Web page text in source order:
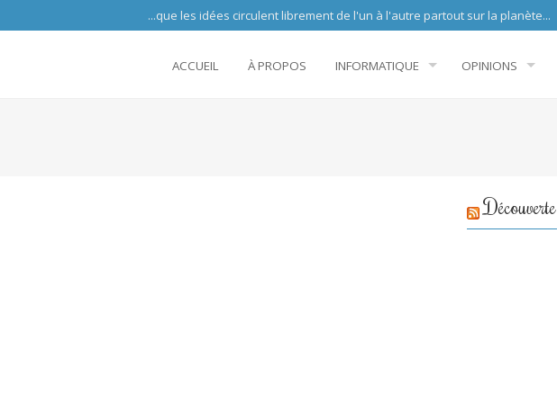
circulent librement de l'un à l'autre partout sur la planète...
ACCUEIL À PROPOS INFORMATIQUE OPINIONS
Découverte